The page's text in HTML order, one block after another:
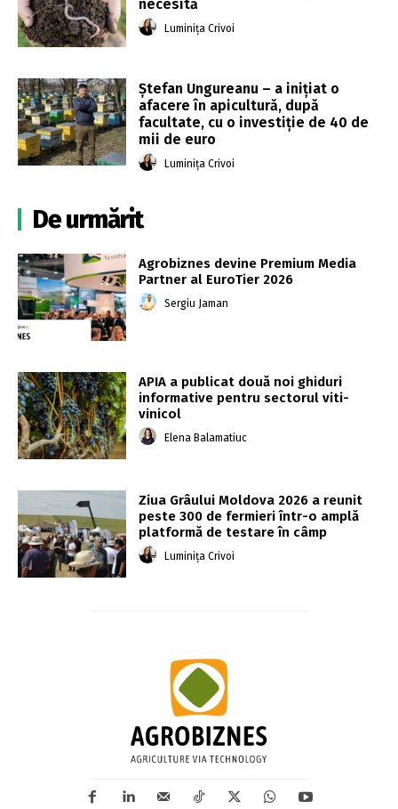
necesită
Luminița Crivoi
Ștefan Ungureanu – a inițiat o
afacere în apicultură, după
facultate, cu o investiție de 40 de
mii de euro
Luminița Crivoi
De urmărit
Agrobiznes devine Premium Media
Partner al EuroTier 2026
Sergiu Jaman
APIA a publicat două noi ghiduri
informative pentru sectorul viti-
vinicol
Elena Balamatiuc
Ziua Grâului Moldova 2026 a reunit
peste 300 de fermieri într-o amplă
platformă de testare în câmp
Luminița Crivoi